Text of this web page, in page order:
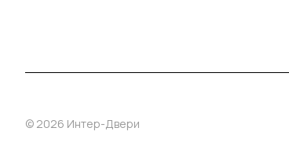
© 2026 Интер-Двери